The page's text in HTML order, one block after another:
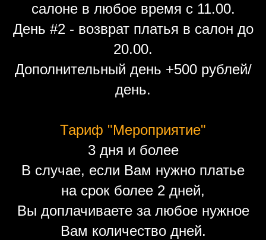
салоне в любое время с 11.00.
День #2 - возврат платья в салон до
20.00.
Дополнительный день +500 рублей/
день.
Тариф "Мероприятие"
3 дня и более
В случае, если Вам нужно платье
на срок более 2 дней,
Вы доплачиваете за любое нужное
Вам количество дней.